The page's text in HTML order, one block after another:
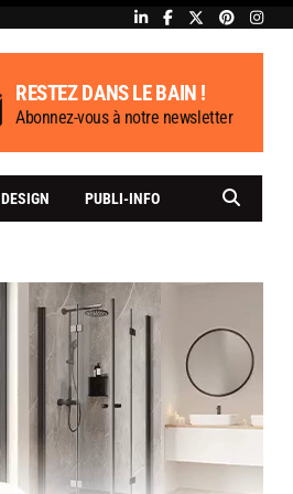
RESTEZ DANS LE BAIN !
Abonnez-vous à notre newsletter
DESIGN PUBLI-INFO